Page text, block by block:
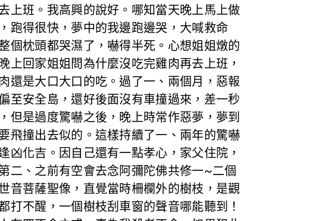
上班。我高興的說好。哪知當天晚上馬上做
跑得很快，夢中的我邊跑邊哭，大喊救命
個枕頭都哭濕了，嚇得半死。心想姐姐燉的
回家姐姐問為什麼沒吃完雞肉再去上班，
還是大口大口的吃。過了一、兩個月，惡報
至安全島，還好後面沒有車撞過來，差一秒
但是過度驚嚇之後，晚上時常作惡夢，夢到
飛撞出去似的。這樣持續了一、兩年的驚嚇
化吉。因自己還有一點孝心，家父住院，
二、之前有空會去念阿彌陀佛共修一~二個
音菩薩聖像，直覺當時柵欄外的樹枝，是觀
不醒，一個樹枝刮車窗的聲音哪能聽到！